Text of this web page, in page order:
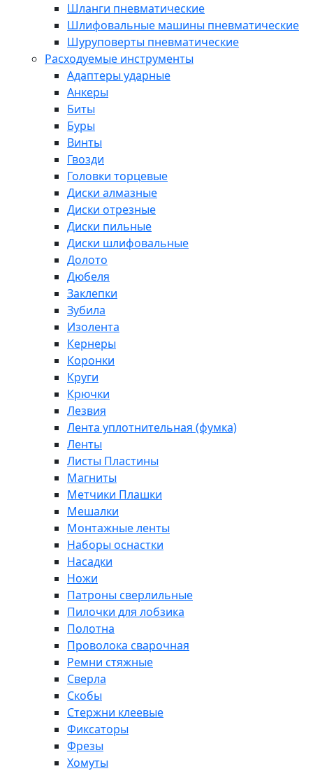
Шланги пневматические
Шлифовальные машины пневматические
Шуруповерты пневматические
Расходуемые инструменты
Адаптеры ударные
Анкеры
Биты
Буры
Винты
Гвозди
Головки торцевые
Диски алмазные
Диски отрезные
Диски пильные
Диски шлифовальные
Долото
Дюбеля
Заклепки
Зубила
Изолента
Кернеры
Коронки
Круги
Крючки
Лезвия
Лента уплотнительная (фумка)
Ленты
Листы Пластины
Магниты
Метчики Плашки
Мешалки
Монтажные ленты
Наборы оснастки
Насадки
Ножи
Патроны сверлильные
Пилочки для лобзика
Полотна
Проволока сварочная
Ремни стяжные
Сверла
Скобы
Стержни клеевые
Фиксаторы
Фрезы
Хомуты